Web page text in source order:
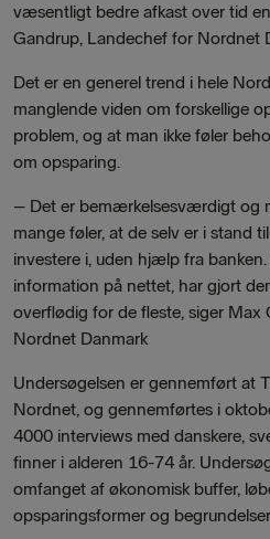
væsentligt bedre afkast over tid
Gandrup, Landechef for Nordnet
Det er en generel trend i hele
manglende viden om forskellige
problem, og at man ikke føler
om opsparing.
– Det er bemærkelsesværdigt og
mange føler, at de selv er i stand
investere i, uden hjælp fra
information på nettet, har gjort
overflødig for de fleste, siger Max
Nordnet Danmark
Undersøgelsen er gennemført at
Nordnet, og gennemførtes i
4000 interviews med danskere,
finner i alderen 16-74 år.
omfanget af økonomisk buffer,
opsparingsformer og